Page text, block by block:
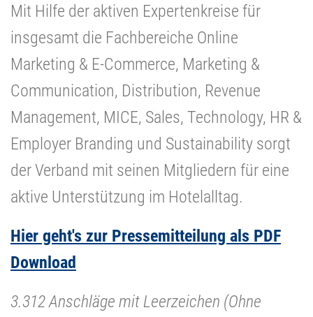
Mit Hilfe der aktiven Expertenkreise für
insgesamt die Fachbereiche Online
Marketing & E-Commerce, Marketing &
Communication, Distribution, Revenue
Management, MICE, Sales, Technology, HR &
Employer Branding und Sustainability sorgt
der Verband mit seinen Mitgliedern für eine
aktive Unterstützung im Hotelalltag.
Hier geht's zur Pressemitteilung als PDF
Download
3.312 Anschläge mit Leerzeichen (Ohne